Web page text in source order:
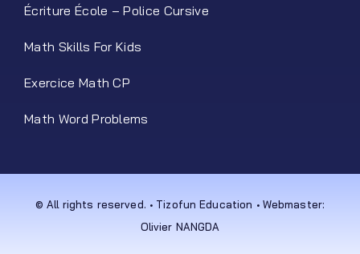
Écriture École – Police Cursive
Math Skills For Kids
Exercice Math CP
Math Word Problems
© All rights reserved. • Tizofun Education • Webmaster:
Olivier NANGDA